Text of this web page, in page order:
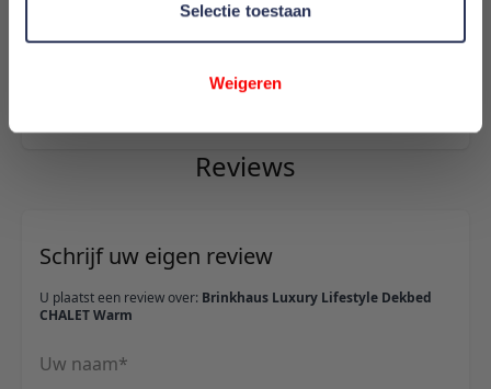
Selectie toestaan
Weigeren
Reviews
Schrijf uw eigen review
U plaatst een review over: Brinkhaus Luxury Lifestyle Dekbed
CHALET Warm
Uw naam